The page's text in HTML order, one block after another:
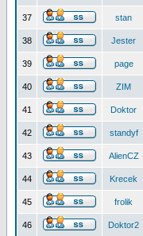
37 stan
38 Jester
39 page
40 ZIM
41 Doktor
42 standyf
43 AlienCZ
44 Krecek
45 frolik
46 Doktor2